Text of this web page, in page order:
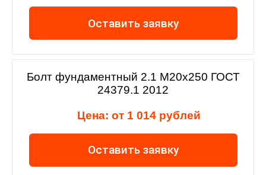
Оставить заявку
Болт фундаментный 2.1 М20х250 ГОСТ
24379.1 2012
Цена: от 1 014 рублей
Оставить заявку